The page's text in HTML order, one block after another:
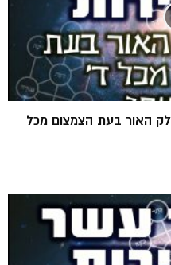
האור בעת הצמצום מכל